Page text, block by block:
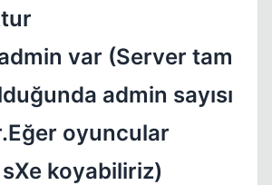
var (Server tam
admin sayısı
oyuncular
koyabiliriz)